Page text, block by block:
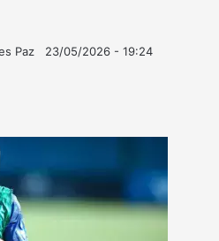
Paz
23/05/2026 - 19:24